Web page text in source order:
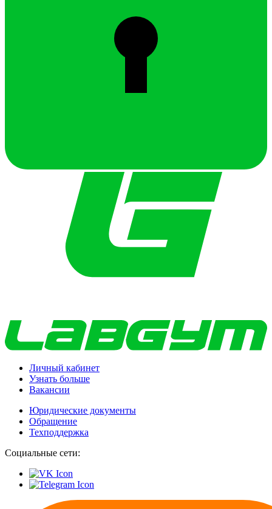
Личный кабинет
Узнать больше
Вакансии
Юридические документы
Обращение
Техподдержка
Социальные сети: